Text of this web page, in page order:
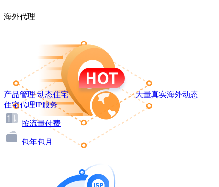
海外代理
产品管理 动态住宅
大量真实海外动态
住宅代理IP服务
按流量付费
包年包月